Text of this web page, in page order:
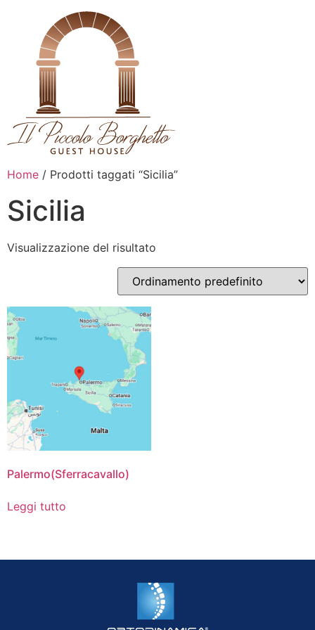
Home / Prodotti taggati “Sicilia”
Sicilia
Visualizzazione del risultato
Palermo(Sferracavallo)
Leggi tutto